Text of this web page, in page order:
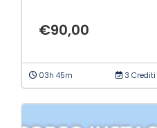
€90,00
03h 45m 3 Crediti